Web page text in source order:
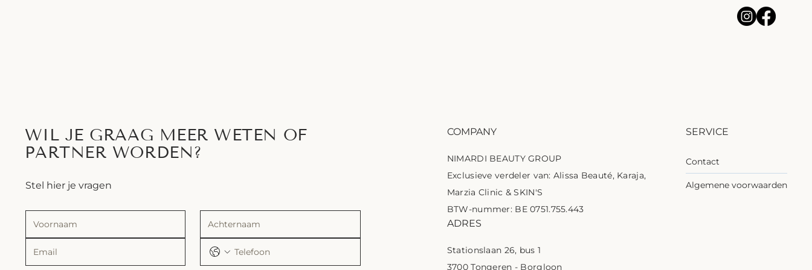
WIL JE GRAAG MEER WETEN OF
PARTNER WORDEN?
Stel hier je vragen
SERVICE
Contact
Algemene voorwaarden
COMPANY
NIMARDI BEAUTY GROUP
Exclusieve verdeler van: Alissa Beauté, Karaja,
Marzia Clinic & SKIN'S
BTW-nummer: BE 0751.755.443
ADRES
Stationslaan 26, bus 1
3700 Tongeren - Borgloon